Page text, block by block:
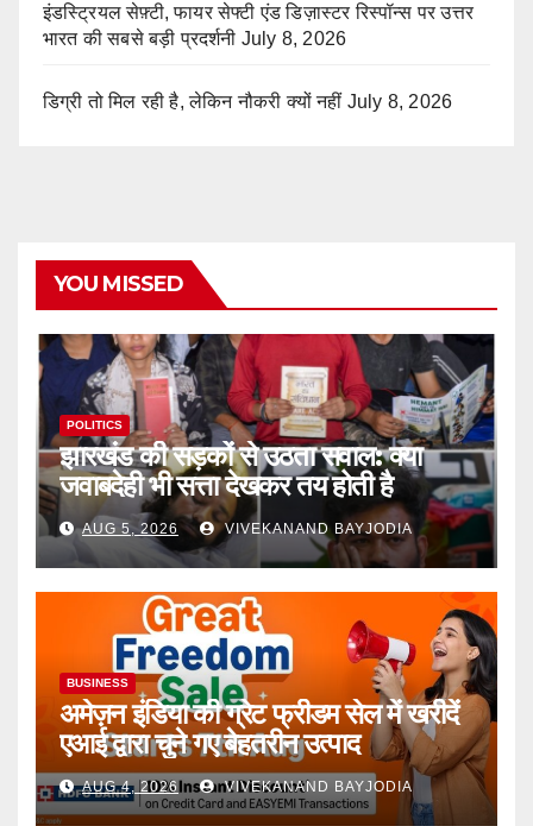
इंडस्ट्रियल सेफ़्टी, फायर सेफ्टी एंड डिज़ास्टर रिस्पॉन्स पर उत्तर
भारत की सबसे बड़ी प्रदर्शनी July 8, 2026
डिग्री तो मिल रही है, लेकिन नौकरी क्यों नहीं July 8, 2026
YOU MISSED
POLITICS
झारखंड की सड़कों से उठता सवाल: क्या
जवाबदेही भी सत्ता देखकर तय होती है
AUG 5, 2026 VIVEKANAND BAYJODIA
BUSINESS
अमेज़न इंडिया की ग्रेट फ्रीडम सेल में खरीदें
एआई द्वारा चुने गए बेहतरीन उत्पाद
AUG 4, 2026 VIVEKANAND BAYJODIA